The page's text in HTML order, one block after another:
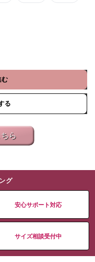
む
る
ら
グ
安心サポート対応
サイズ相談受付中